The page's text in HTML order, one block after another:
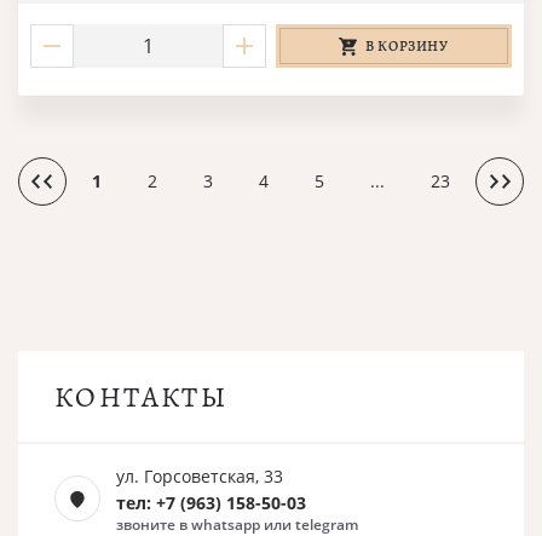
В КОРЗИНУ
1 2 3 4 5 ... 23
КОНТАКТЫ
ул. Горсоветская, 33
тел: +7 (963) 158-50-03
звоните в whatsapp или telegram